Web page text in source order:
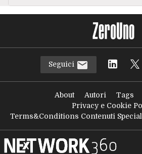
Seguici
About Autori Tags
Privacy e Cookie
Terms&Conditions Contenuti